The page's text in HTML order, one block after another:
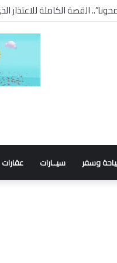
وسفر سيــارات عقارات